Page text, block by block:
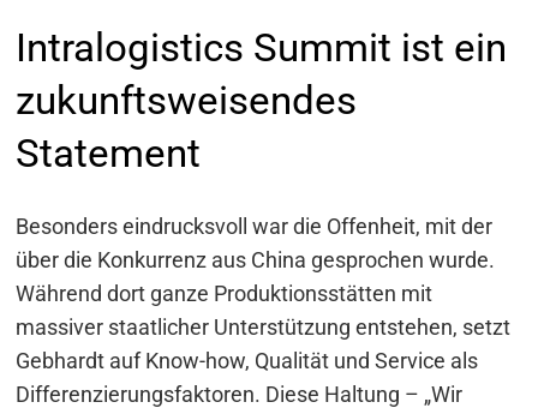
Intralogistics Summit ist ein
zukunftsweisendes
Statement
Besonders eindrucksvoll war die Offenheit, mit der
über die Konkurrenz aus China gesprochen wurde.
Während dort ganze Produktionsstätten mit
massiver staatlicher Unterstützung entstehen, setzt
Gebhardt auf Know-how, Qualität und Service als
Differenzierungsfaktoren. Diese Haltung – „Wir